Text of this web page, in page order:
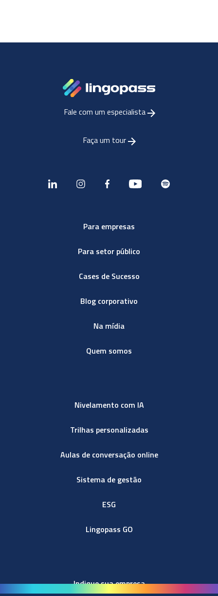
Fale com um especialista
Faça um tour
Para empresas
Para setor público
Cases de Sucesso
Blog corporativo
Na mídia
Quem somos
Nivelamento com IA
Trilhas personalizadas
Aulas de conversação online
Sistema de gestão
ESG
Lingopass GO
Indique sua empresa